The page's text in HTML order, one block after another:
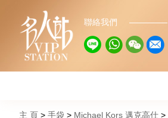
聯絡我們
主 頁 手袋 Michael Kors 邁克高仕